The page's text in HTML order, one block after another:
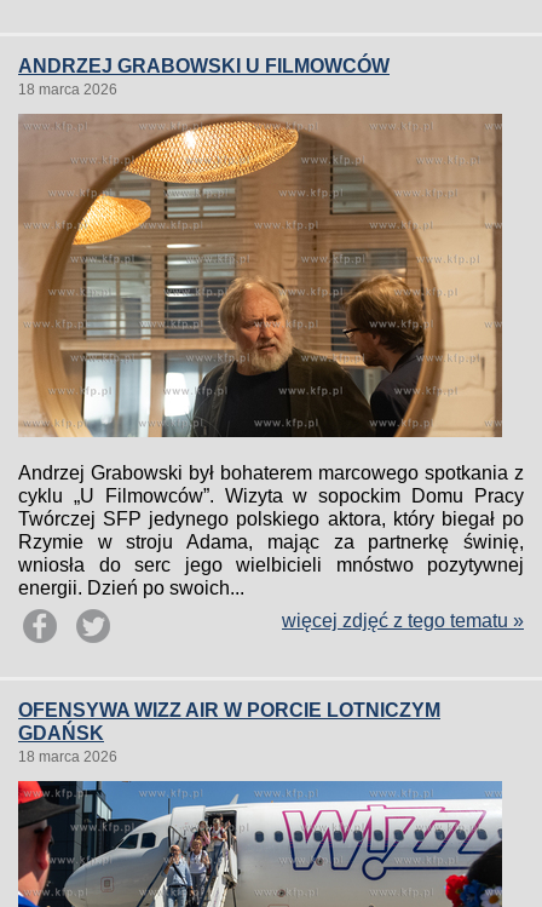
ANDRZEJ GRABOWSKI U FILMOWCÓW
18 marca 2026
Andrzej Grabowski był bohaterem marcowego spotkania z
cyklu „U Filmowców”. Wizyta w sopockim Domu Pracy
Twórczej SFP jedynego polskiego aktora, który biegał po
Rzymie w stroju Adama, mając za partnerkę świnię,
wniosła do serc jego wielbicieli mnóstwo pozytywnej
energii. Dzień po swoich...
więcej zdjęć z tego tematu »
OFENSYWA WIZZ AIR W PORCIE LOTNICZYM
GDAŃSK
18 marca 2026